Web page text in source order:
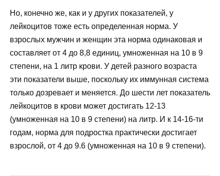
Но, конечно же, как и у других показателей, у
лейкоцитов тоже есть определенная норма. У
взрослых мужчин и женщин эта норма одинаковая и
составляет от 4 до 8,8 единиц, умноженная на 10 в 9
степени, на 1 литр крови. У детей разного возраста
эти показатели выше, поскольку их иммунная система
только дозревает и меняется. До шести лет показатель
лейкоцитов в крови может достигать 12-13
(умноженная на 10 в 9 степени) на литр. И к 14-16-ти
годам, норма для подростка практически достигает
взрослой, от 4 до 9.6 (умноженная на 10 в 9 степени).